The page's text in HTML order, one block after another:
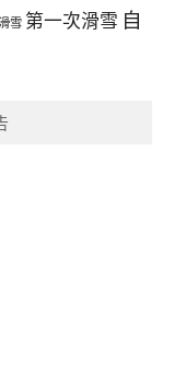
雪 第一次滑雪 自